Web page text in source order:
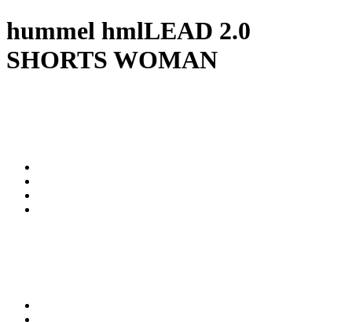
hummel hmlLEAD 2.0
SHORTS WOMAN